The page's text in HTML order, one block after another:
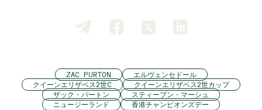
ZAC PURTON
エルヴェンセドール
クイーンエリザベス2世C
クイーンエリザベス2世カップ
ザック・パートン
スティーブン・マーシュ
ニュージーランド
香港チャンピオンズデー